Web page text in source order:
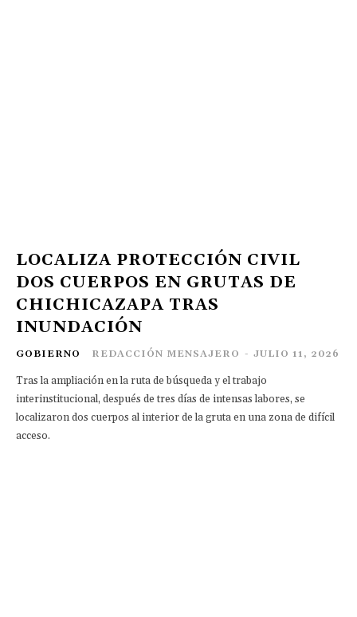
LOCALIZA PROTECCIÓN CIVIL
DOS CUERPOS EN GRUTAS DE
CHICHICAZAPA TRAS
INUNDACIÓN
GOBIERNO REDACCIÓN MENSAJERO - JULIO 11, 2026
Tras la ampliación en la ruta de búsqueda y el trabajo
interinstitucional, después de tres días de intensas labores, se
localizaron dos cuerpos al interior de la gruta en una zona de difícil
acceso.